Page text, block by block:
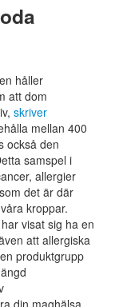
håller
att dom
skriver
mellan 400
också den
samspel i
allergier
det är där
kroppar.
visat sig ha en
att allergiska
produktgrupp
din maghälsa